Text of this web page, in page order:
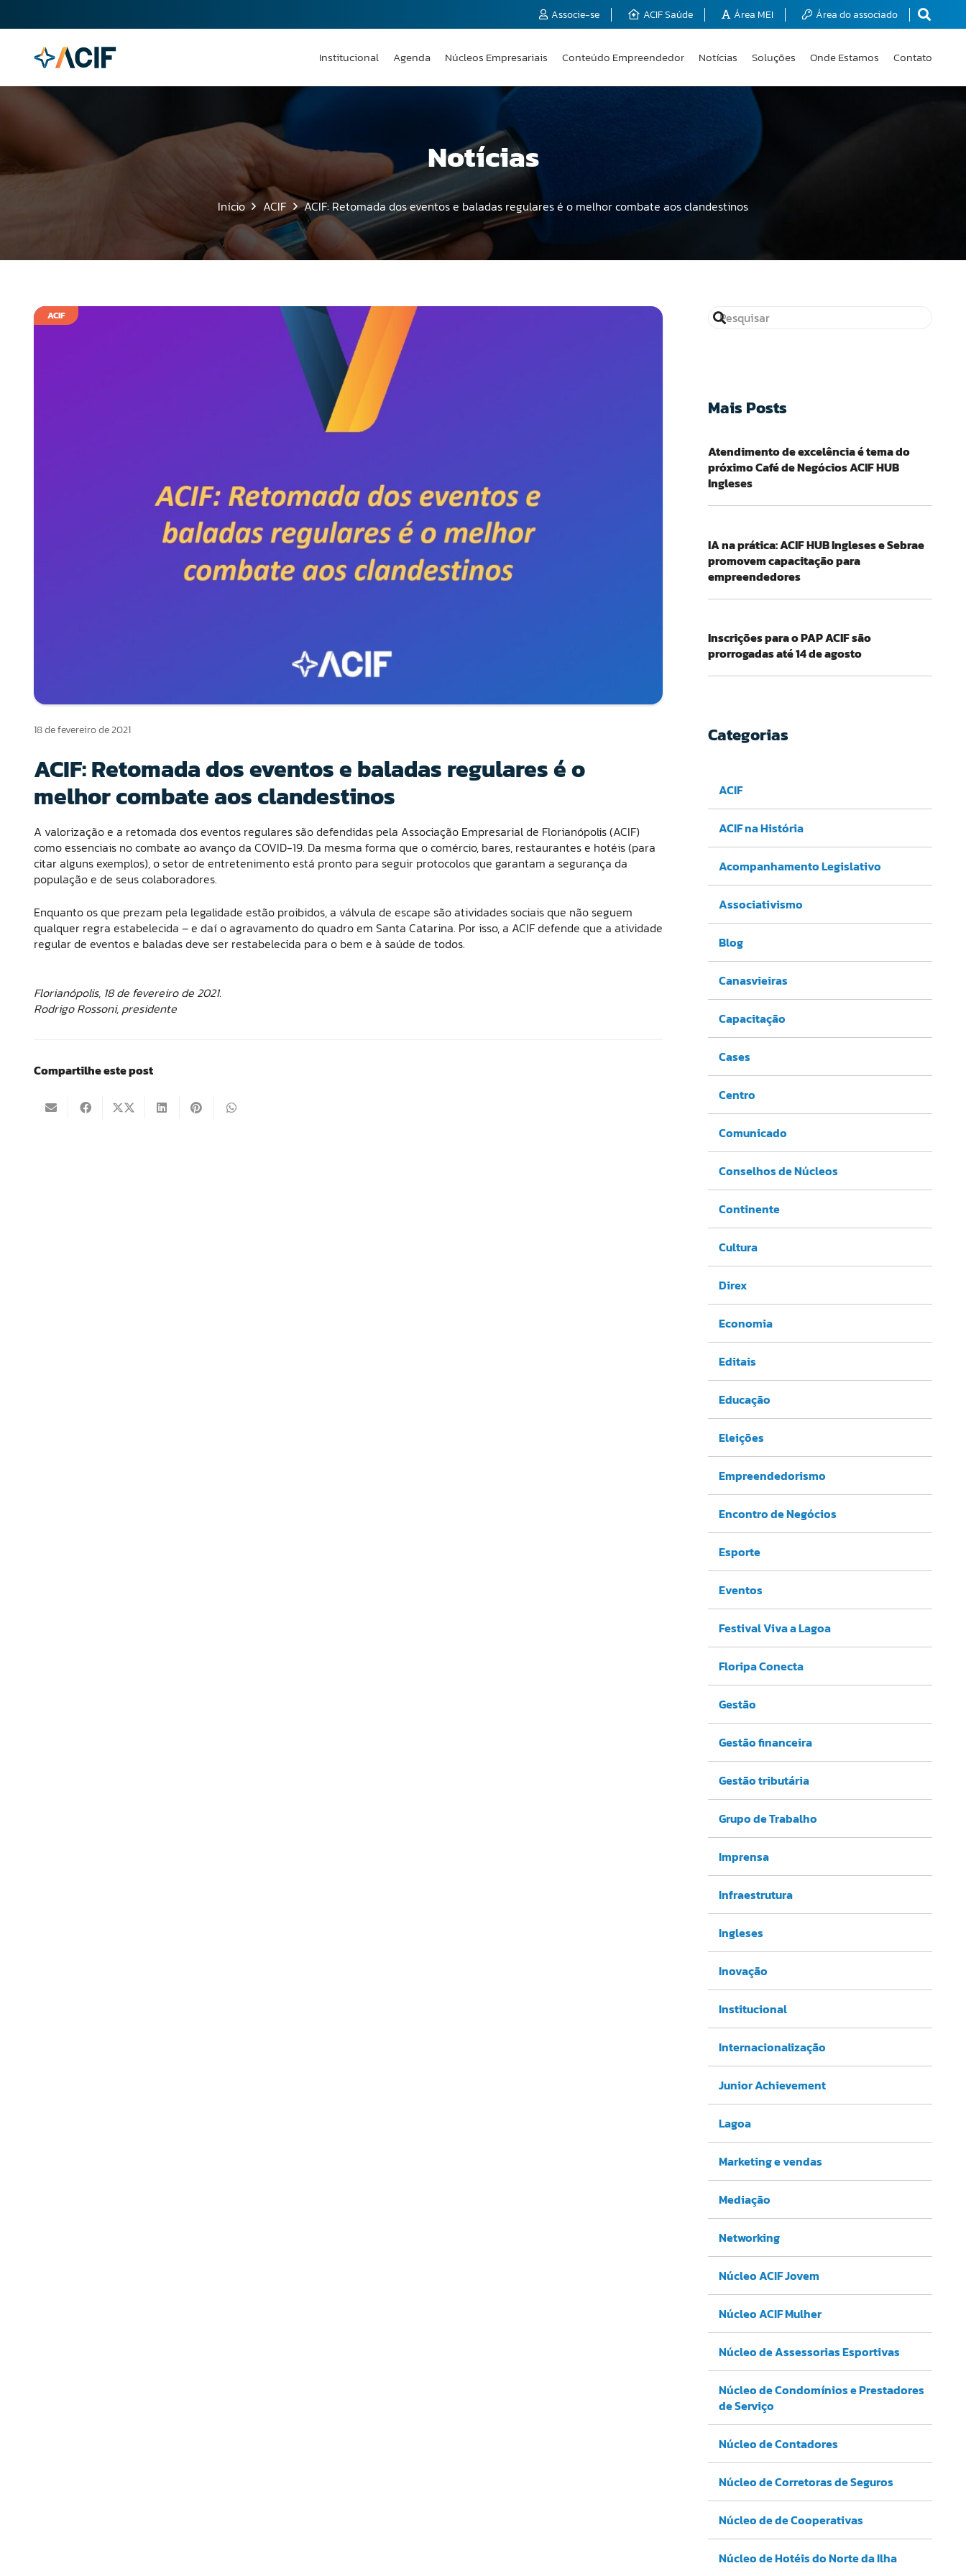
Associe-se ACIF Saúde Área MEI Área do associado
Institucional Agenda Núcleos Empresariais Conteúdo Empreendedor Notícias Soluções Onde Estamos Contato
Notícias
Início ACIF ACIF: Retomada dos eventos e baladas regulares é o melhor combate aos clandestinos
ACIF
18 de fevereiro de 2021
ACIF: Retomada dos eventos e baladas regulares é o
melhor combate aos clandestinos
A valorização e a retomada dos eventos regulares são defendidas pela Associação Empresarial de Florianópolis (ACIF)
como essenciais no combate ao avanço da COVID-19. Da mesma forma que o comércio, bares, restaurantes e hotéis (para
citar alguns exemplos), o setor de entretenimento está pronto para seguir protocolos que garantam a segurança da
população e de seus colaboradores.
Enquanto os que prezam pela legalidade estão proibidos, a válvula de escape são atividades sociais que não seguem
qualquer regra estabelecida – e daí o agravamento do quadro em Santa Catarina. Por isso, a ACIF defende que a atividade
regular de eventos e baladas deve ser restabelecida para o bem e à saúde de todos.
Florianópolis, 18 de fevereiro de 2021.
Rodrigo Rossoni, presidente
Compartilhe este post
Mais Posts
Atendimento de excelência é tema do
próximo Café de Negócios ACIF HUB
Ingleses
IA na prática: ACIF HUB Ingleses e Sebrae
promovem capacitação para
empreendedores
Inscrições para o PAP ACIF são
prorrogadas até 14 de agosto
Categorias
ACIF
ACIF na História
Acompanhamento Legislativo
Associativismo
Blog
Canasvieiras
Capacitação
Cases
Centro
Comunicado
Conselhos de Núcleos
Continente
Cultura
Direx
Economia
Editais
Educação
Eleições
Empreendedorismo
Encontro de Negócios
Esporte
Eventos
Festival Viva a Lagoa
Floripa Conecta
Gestão
Gestão financeira
Gestão tributária
Grupo de Trabalho
Imprensa
Infraestrutura
Ingleses
Inovação
Institucional
Internacionalização
Junior Achievement
Lagoa
Marketing e vendas
Mediação
Networking
Núcleo ACIF Jovem
Núcleo ACIF Mulher
Núcleo de Assessorias Esportivas
Núcleo de Condomínios e Prestadores
de Serviço
Núcleo de Contadores
Núcleo de Corretoras de Seguros
Núcleo de de Cooperativas
Núcleo de Hotéis do Norte da Ilha